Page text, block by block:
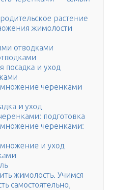
растение
жимолости
отводками
посадка и уход
черенками
и уход
подготовка
черенками:
и уход
жимолость. Учимся
самостоятельно,